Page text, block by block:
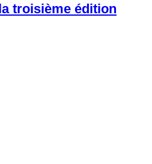
troisième édition